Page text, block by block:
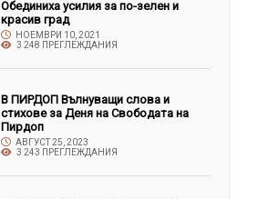
Обединиха усилия за по-зелен и
красив град
НОЕМВРИ 10, 2021
3 248 ПРЕГЛЕЖДАНИЯ
В ПИРДОП Вълнуващи слова и
стихове за Деня на Свободата на
Пирдоп
АВГУСТ 25, 2023
3 243 ПРЕГЛЕЖДАНИЯ